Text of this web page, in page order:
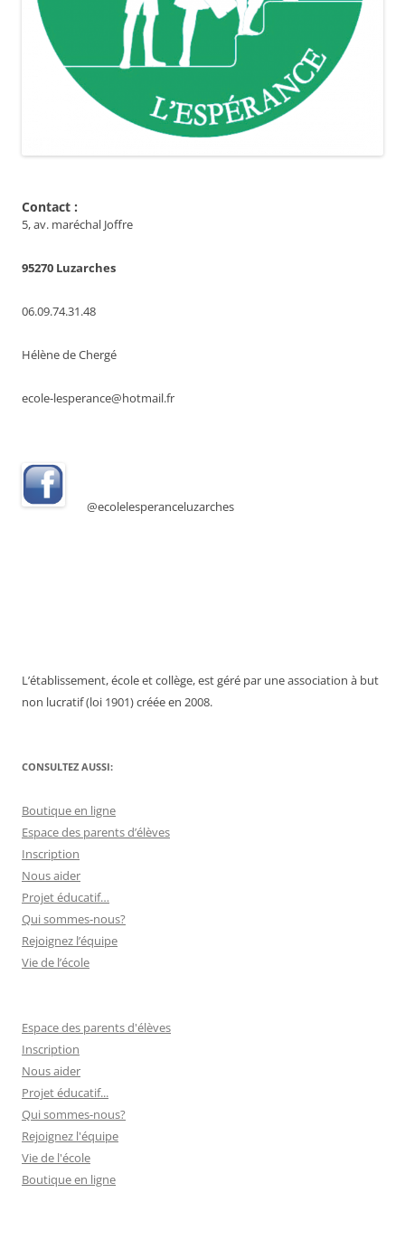
Contact :
5, av. maréchal Joffre
95270 Luzarches
06.09.74.31.48
Hélène de Chergé
ecole-lesperance@hotmail.fr
@ecolelesperanceluzarches
L’établissement, école et collège, est géré par une association à but
non lucratif (loi 1901) créée en 2008.
CONSULTEZ AUSSI:
Boutique en ligne
Espace des parents d’élèves
Inscription
Nous aider
Projet éducatif…
Qui sommes-nous?
Rejoignez l’équipe
Vie de l’école
Espace des parents d'élèves
Inscription
Nous aider
Projet éducatif...
Qui sommes-nous?
Rejoignez l'équipe
Vie de l'école
Boutique en ligne